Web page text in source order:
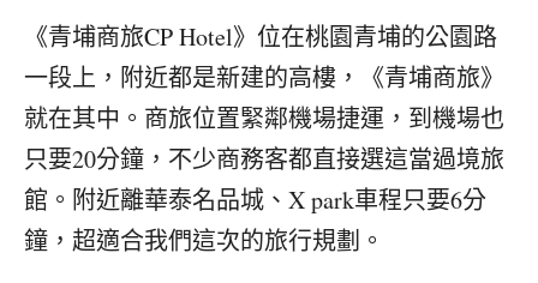
《青埔商旅CP Hotel》位在桃園青埔的公園路
一段上，附近都是新建的高樓，《青埔商旅》
就在其中。商旅位置緊鄰機場捷運，到機場也
只要20分鐘，不少商務客都直接選這當過境旅
館。附近離華泰名品城、X park車程只要6分
鐘，超適合我們這次的旅行規劃。